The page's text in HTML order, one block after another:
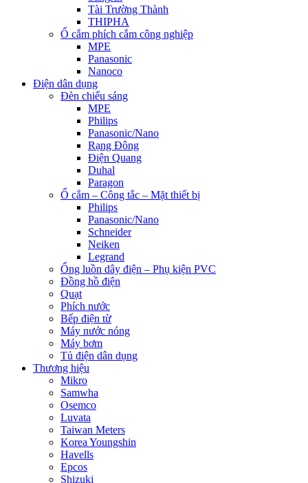
Tài Trường Thành
THIPHA
Ổ cắm phích cắm công nghiệp
MPE
Panasonic
Nanoco
Điện dân dụng
Đèn chiếu sáng
MPE
Philips
Panasonic/Nano
Rạng Đông
Điện Quang
Duhal
Paragon
Ổ cắm – Công tắc – Mặt thiết bị
Philips
Panasonic/Nano
Schneider
Neiken
Legrand
Ống luồn dây điện – Phụ kiện PVC
Đồng hồ điện
Quạt
Phích nước
Bếp điện từ
Máy nước nóng
Máy bơm
Tủ điện dân dụng
Thương hiệu
Mikro
Samwha
Osemco
Luvata
Taiwan Meters
Korea Youngshin
Havells
Epcos
Shizuki